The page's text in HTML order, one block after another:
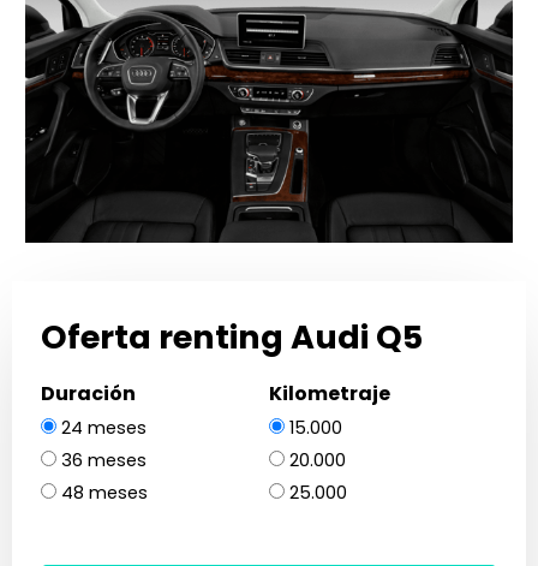
Oferta renting Audi Q5
Duración
24 meses
36 meses
48 meses
Kilometraje
15.000
20.000
25.000